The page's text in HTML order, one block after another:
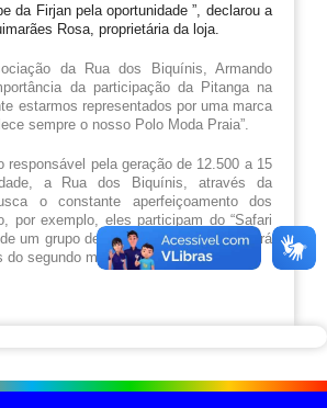
da Firjan pela oportunidade ”, declarou a
Rosa, proprietária da loja.
da Rua dos Biquínis, Armando
da participação da Pitanga na
estarmos representados por uma marca
sempre o nosso Polo Moda Praia”.
responsável pela geração de 12.500 a 15
a Rua dos Biquínis, através da
o constante aperfeiçoamento dos
por exemplo, eles participam do “Safari
um grupo de 20 empresários locais fará
segundo maior polo têxtil do país.